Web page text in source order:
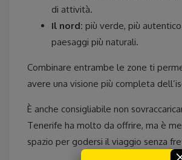
di attività.
Il nord: più verde, più
paesaggi più naturali.
Combinare entrambe le zone ti
avere una visione più completa
È anche consigliabile non
Tenerife ha molto da offrire, ma è
spazio per godersi il viaggio senza